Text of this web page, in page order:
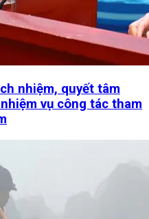
nhiệm, quyết tâm
vụ công tác tham